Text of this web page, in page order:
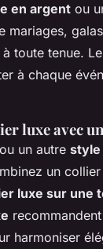
en argent ou
mariages,
toute tenue.
à chaque
luxe avec
ou un autre style
un
luxe sur une
harmoniser